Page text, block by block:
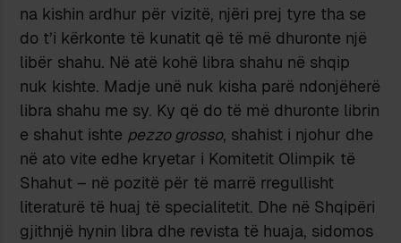
na kishin ardhur për vizitë, njëri prej tyre tha se
do t’i kërkonte të kunatit që të më dhuronte një
libër shahu. Në atë kohë libra shahu në shqip
nuk kishte. Madje unë nuk kisha parë ndonjëherë
libra shahu me sy. Ky që do të më dhuronte librin
e shahut ishte pezzo grosso, shahist i njohur dhe
në ato vite edhe kryetar i Komitetit Olimpik të
Shahut – në pozitë për të marrë rregullisht
literaturë të huaj të specialitetit. Dhe në Shqipëri
gjithnjë hynin libra dhe revista të huaja, sidomos